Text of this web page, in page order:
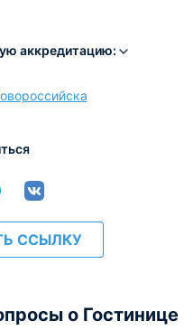
аккредитацию:
ССЫЛКУ
о Гостинице